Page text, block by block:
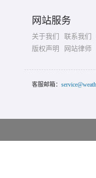
网站服务
关于我们 联系我们
版权声明
网站律师
客服邮箱：